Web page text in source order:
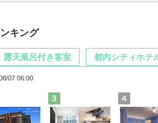
キング
07 06:00
露天風呂付き客室 都内シティホテ